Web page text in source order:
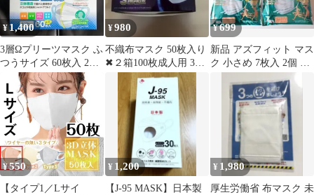
¥1,400
3層Ωプリーツマスク ふ
つうサイズ 60枚入 2箱
セット
¥980
不織布マスク 50枚入り
✖︎２箱100枚成人用 3層
¥699
新品 アズフィット マス
ク 小さめ 7枚入 2個 日
¥550
【タイプ1／Lサイ
¥ 1,200
【J-95 MASK】日本製
¥ 1,980
厚生労働省 布マスク 未